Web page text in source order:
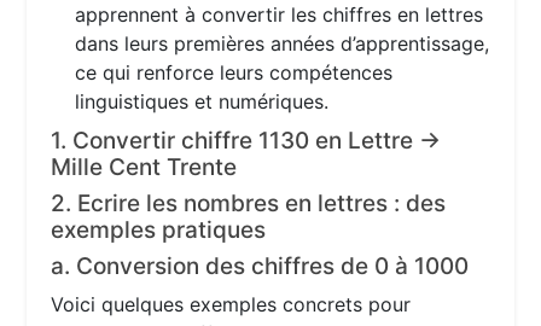
apprennent à convertir les chiffres en lettres
dans leurs premières années d’apprentissage,
ce qui renforce leurs compétences
linguistiques et numériques.
1. Convertir chiffre 1130 en Lettre →
Mille Cent Trente
2. Ecrire les nombres en lettres : des
exemples pratiques
a. Conversion des chiffres de 0 à 1000
Voici quelques exemples concrets pour